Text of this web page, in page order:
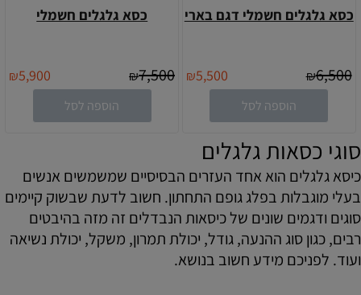
כסא גלגלים חשמלי דגם בארי
₪6,500
₪5,500
הוספה לסל
כסא גלגלים חשמלי
₪7,500
₪5,900
הוספה לסל
סוגי כסאות גלגלים
כיסא גלגלים הוא אחד העזרים הבסיסיים שמשמשים אנשים
בעלי מוגבלות בפלג גופם התחתון. חשוב לדעת שבשוק קיימים
סוגים ודגמים שונים של כיסאות הנבדלים זה מזה בהיבטים
רבים, כגון סוג ההנעה, גודל, יכולת תמרון, משקל, יכולת נשיאה
ועוד. לפניכם מידע חשוב בנושא.